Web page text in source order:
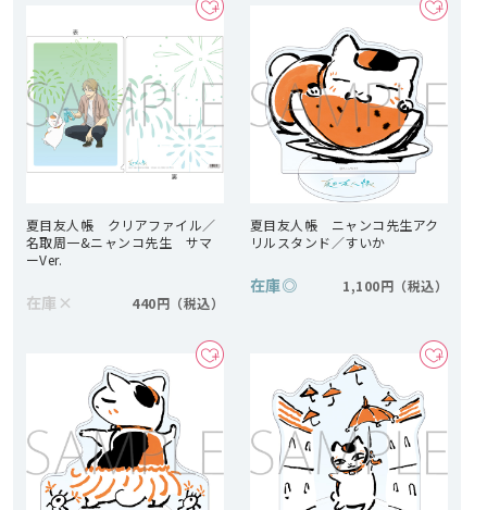
夏目友人帳 クリアファイル／
名取周一&ニャンコ先生 サマ
ーVer.
在庫 × 440円
夏目友人帳 ニャンコ先生アク
リルスタンド／すいか
在庫◎ 1,100円